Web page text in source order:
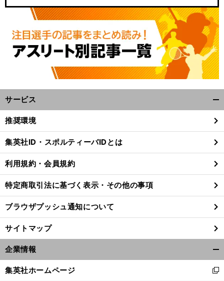
サービス
閉
る
推奨環境
集英社ID・スポルティーバIDとは
利用規約・会員規約
特定商取引法に基づく表示・その他の事項
ブラウザプッシュ通知について
サイトマップ
企業情報
閉
集英社ホームページ
新